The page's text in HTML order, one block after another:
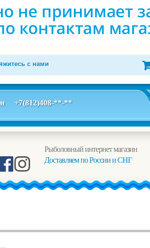
с нами
+7(812)408-**-**
Рыболовный интернет магазин
Доставляем по России и СНГ